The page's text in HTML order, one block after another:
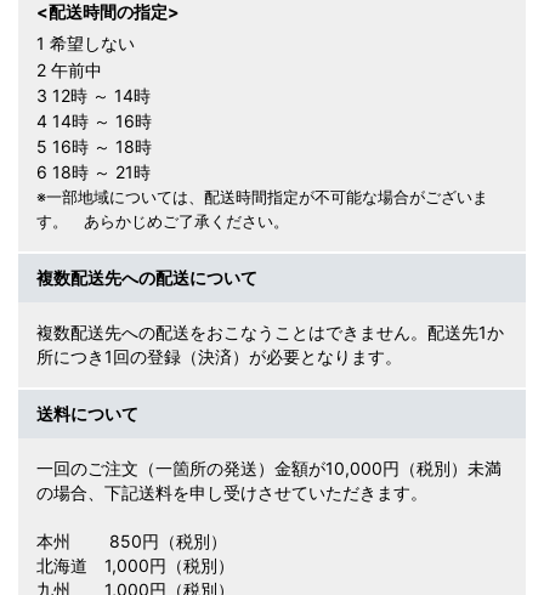
<配送時間の指定>
1 希望しない
2 午前中
3 12時 ～ 14時
4 14時 ～ 16時
5 16時 ～ 18時
6 18時 ～ 21時
※一部地域については、配送時間指定が不可能な場合がございま
す。 あらかじめご了承ください。
複数配送先への配送について
複数配送先への配送をおこなうことはできません。配送先1か
所につき1回の登録（決済）が必要となります。
送料について
一回のご注文（一箇所の発送）金額が10,000円（税別）未満
の場合、下記送料を申し受けさせていただきます。
本州 850円（税別）
北海道 1,000円（税別）
九州 1,000円（税別）